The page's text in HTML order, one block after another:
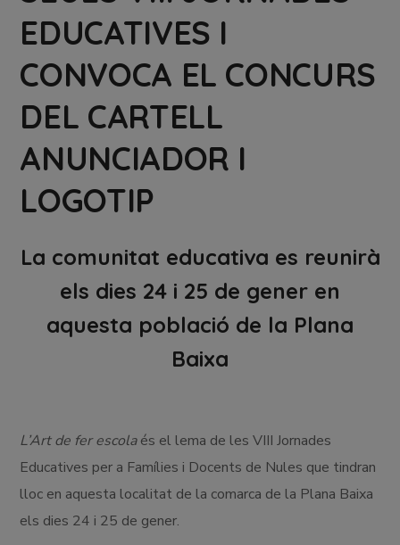
EDUCATIVES I
CONVOCA EL CONCURS
DEL CARTELL
ANUNCIADOR I
LOGOTIP
La comunitat educativa es reunirà
els dies 24 i 25 de gener en
aquesta població de la Plana
Baixa
L’Art de fer escolaés el lema de les VIII Jornades
Educatives per a Famílies i Docents de Nules que tindran
lloc en aquesta localitat de la comarca de la Plana Baixa
els dies 24 i 25 de gener.